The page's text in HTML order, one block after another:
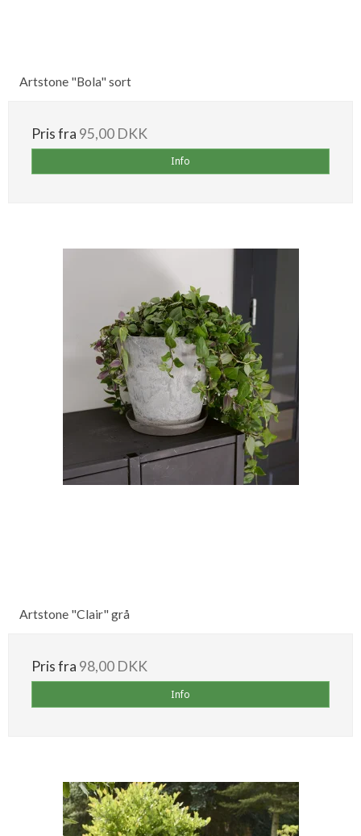
Artstone "Bola" sort
Pris fra 95,00 DKK
Info
Artstone "Clair" grå
Pris fra 98,00 DKK
Info